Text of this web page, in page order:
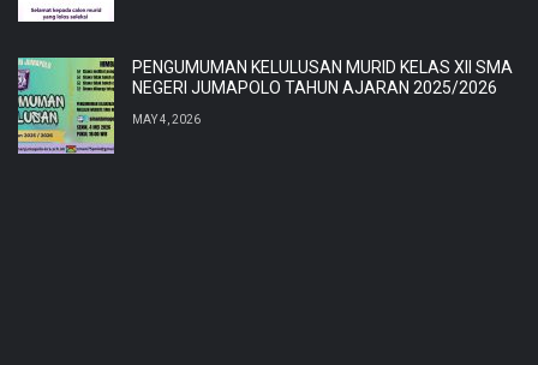
PENGUMUMAN KELULUSAN MURID KELAS XII SMA
NEGERI JUMAPOLO TAHUN AJARAN 2025/2026
MAY 4, 2026